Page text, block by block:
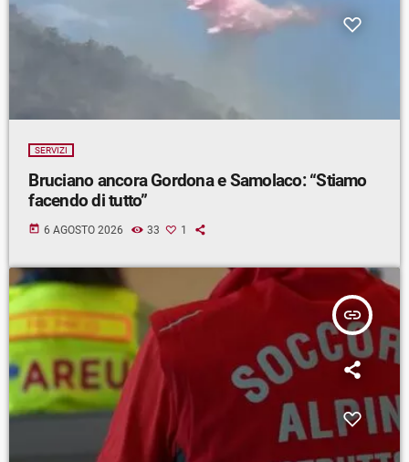
SERVIZI
Bruciano ancora Gordona e Samolaco: “Stiamo
facendo di tutto”
today 6 AGOSTO 2026 33 1
insert_link